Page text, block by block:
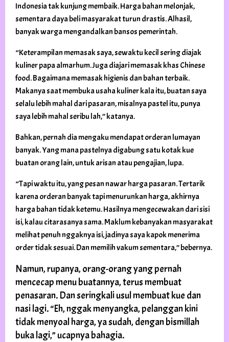
Indonesia tak kunjung membaik. Harga bahan melonjak,
sementara daya beli masyarakat turun drastis. Alhasil,
banyak warga mengandalkan bansos pemerintah.
“Keterampilan memasak saya, sewaktu kecil sering diajak
kuliner papa almarhum. Juga diajari memasak khas Chinese
food. Bagaimana memasak higienis dan bahan terbaik.
Makanya saat membuka usaha kuliner kala itu, buatan saya
selalu lebih mahal dari pasaran, misalnya pastel itu, punya
saya lebih mahal seribu lah,” katanya.
Bahkan, pernah dia mengaku mendapat orderan lumayan
banyak. Yang mana pastelnya digabung satu kotak kue
buatan orang lain, untuk arisan atau pengajian, lupa.
“Tapi waktu itu, yang pesan nawar harga pasaran. Tertarik
karena orderan banyak tapi menurunkan harga, akhirnya
harga bahan tidak ketemu. Hasilnya mengecewakan dari sisi
isi, kalau citarasanya sama. Maklum kebanyakan masyarakat
melihat penuh nggaknya isi, jadinya saya kapok menerima
order tidak sesuai. Dan memilih vakum sementara,” bebernya.
Namun, rupanya, orang-orang yang pernah
mencecap menu buatannya, terus membuat
penasaran. Dan seringkali usul membuat kue dan
nasi lagi. “Eh, nggak menyangka, pelanggan kini
tidak menyoal harga, ya sudah, dengan bismillah
buka lagi,” ucapnya bahagia.